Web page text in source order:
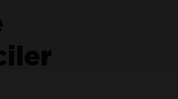
milyonlarca